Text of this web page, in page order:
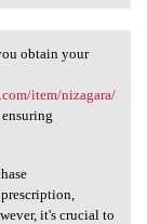
obtain your
item/nizagara/
it's crucial to